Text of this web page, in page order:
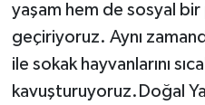
yaşam hem de sosyal
geçiriyoruz. Aynı
ile sokak hayvanlarını
kavuşturuyoruz.Doğal